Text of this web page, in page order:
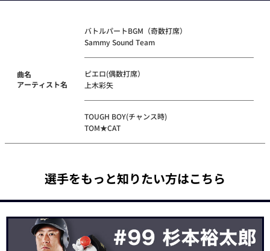
曲名
アーティスト名
バトルパートBGM（奇数打席）
Sammy Sound Team
ピエロ(偶数打席）
上木彩矢
TOUGH BOY(チャンス時)
TOM★CAT
選手をもっと知りたい方はこちら